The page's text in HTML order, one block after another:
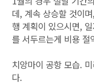
데, 계속 상승할 것이
행 계획이 있으시면,
를 서두르는게 비용
치앙마이 공항 모습.
다.